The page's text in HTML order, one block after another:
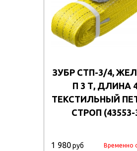
ЗУБР СТП-3/4,
П 3 Т, ДЛИНА
ТЕКСТИЛЬНЫЙ
СТРОП (43553-
1 980руб Временно